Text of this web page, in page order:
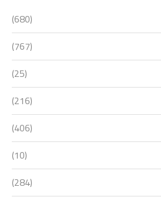
(680)
(767)
(25)
(216)
(406)
(10)
(284)